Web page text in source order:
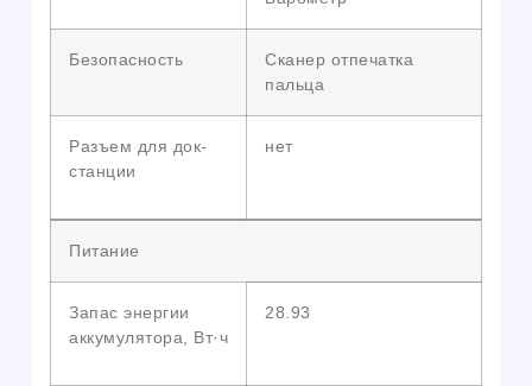
Безопасность
Сканер отпечатка
пальца
Разъем для док-
станции
нет
Питание
Запас энергии
аккумулятора, Вт·ч
28.93